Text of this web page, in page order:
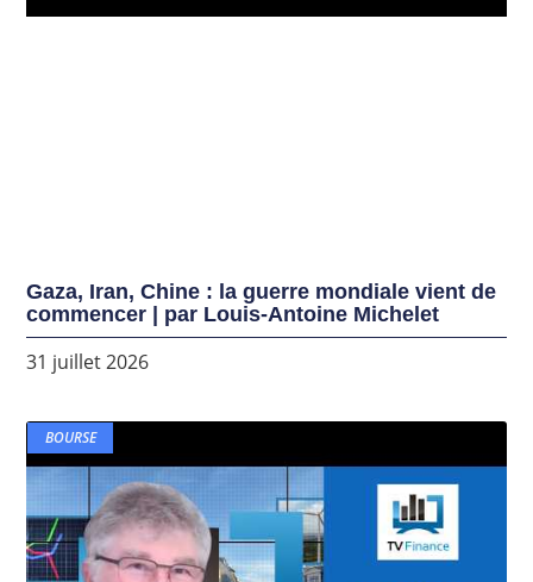
Gaza, Iran, Chine : la guerre mondiale vient de
commencer | par Louis-Antoine Michelet
31 juillet 2026
BOURSE